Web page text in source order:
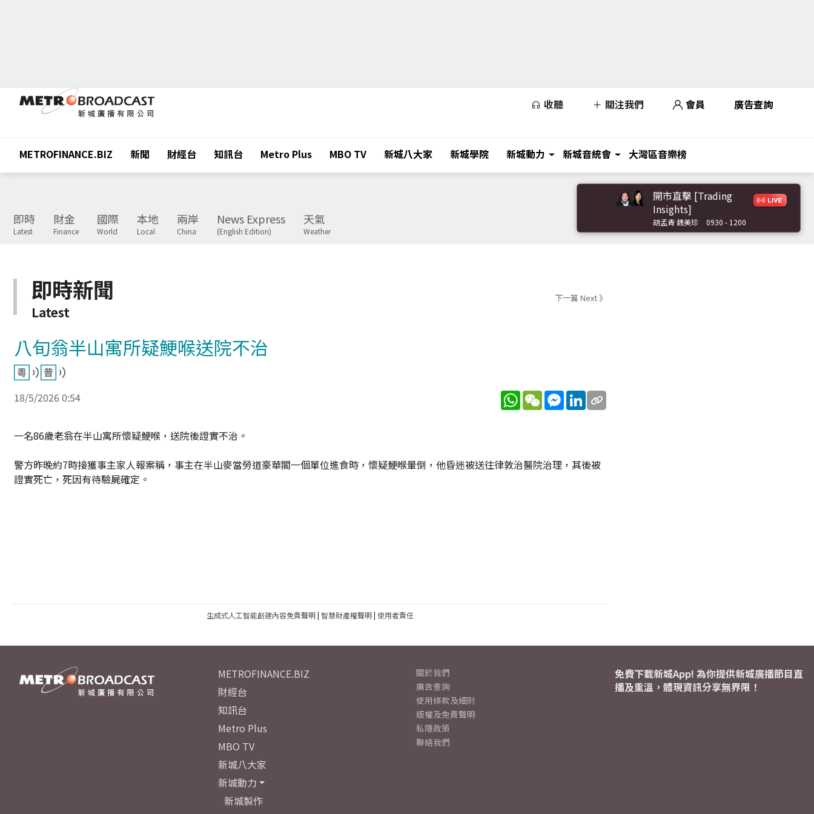
收聽 關注我們 會員 廣告查詢
METROFINANCE.BIZ 新聞 財經台 知訊台 Metro Plus MBO TV 新城八大家 新城學院 新城動力 新城音統會 大灣區音樂榜
即時
Latest
財金
Finance
國際
World
本地
Local
兩岸
China
News Express
(English Edition)
天氣
Weather
開市直擊 [Trading
Insights]
胡孟青 魏美珍 0930 - 1200
即時新聞
Latest
下一篇 Next 》
八旬翁半山寓所疑鯁喉送院不治
18/5/2026 0:54 WhatsApp
WeChatMessenger
LinkedIn
一名86歲老翁在半山寓所懷疑鯁喉，送院後證實不治。
警方昨晚約7時接獲事主家人報案稱，事主在半山麥當勞道豪華閣一個單位進食時，懷疑鯁喉暈倒，他昏迷被送往律敦治醫院治理，其後被
證實死亡，死因有待驗屍確定。
生成式人工智能創建內容免責聲明| 智慧財產權聲明| 使用者責任
METROFINANCE.BIZ
財經台
知訊台
Metro Plus
MBO TV
新城八大家
新城動力
新城製作
關於我們
廣告查詢
使用條款及細則
版權及免責聲明
私隱政策
聯絡我們
免費下載新城App! 為你提供新城廣播節目直
播及重溫，體現資訊分享無界限！